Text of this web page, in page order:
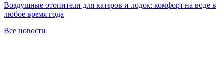
Воздушные отопители для катеров и лодок: комфорт на воде в
любое время года
Все новости